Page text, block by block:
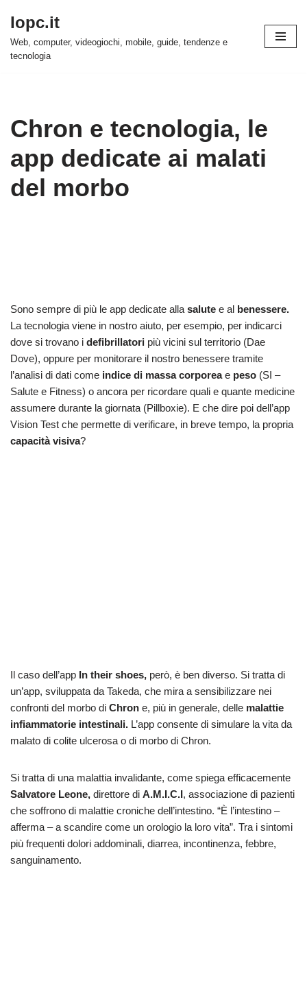
Vai
al
Iopc.it
Web, computer, videogiochi, mobile, guide, tendenze e
tecnologia
Chron e tecnologia, le
app dedicate ai malati
del morbo
Sono sempre di più le app dedicate alla salute e al benessere.
La tecnologia viene in nostro aiuto, per esempio, per indicarci
dove si trovano i defibrillatori più vicini sul territorio (Dae
Dove), oppure per monitorare il nostro benessere tramite
l’analisi di dati come indice di massa corporeae peso (SI –
Salute e Fitness) o ancora per ricordare quali e quante medicine
assumere durante la giornata (Pillboxie). E che dire poi dell’app
Vision Test che permette di verificare, in breve tempo, la propria
capacità visiva?
Il caso dell’app In their shoes, però, è ben diverso. Si tratta di
un’app, sviluppata da Takeda, che mira a sensibilizzare nei
confronti del morbo di Chron e, più in generale, delle malattie
infiammatorie intestinali. L’app consente di simulare la vita da
malato di colite ulcerosa o di morbo di Chron.
Si tratta di una malattia invalidante, come spiega efficacemente
Salvatore Leone, direttore di A.M.I.C.I, associazione di pazienti
che soffrono di malattie croniche dell’intestino. “È l’intestino –
afferma – a scandire come un orologio la loro vita”. Tra i sintomi
più frequenti dolori addominali, diarrea, incontinenza, febbre,
sanguinamento.